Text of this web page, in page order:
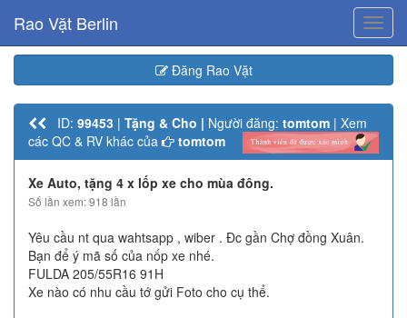
Rao Vặt Berlin
Đăng Rao Vặt
ID: 99453 | Tặng & Cho | Người đăng: tomtom | Xem
các QC & RV khác của
tomtom
Xe Auto, tặng 4 x lốp xe cho mùa đông.
Số lần xem: 918 lần
Yêu cầu nt qua wahtsapp , wiber . Đc gần Chợ đồng Xuân.
Bạn để ý mã số của nốp xe nhé.
FULDA 205/55R16 91H
Xe nào có nhu cầu tớ gửi Foto cho cụ thể.